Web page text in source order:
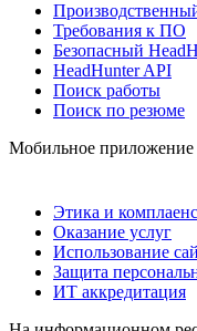
Требования к ПО
Безопасный
HeadHunter API
Поиск работы
Поиск по резюме
Мобильное приложение
Этика и комплаенс
Оказание услуг
Использование
Защита
ИТ аккредитация